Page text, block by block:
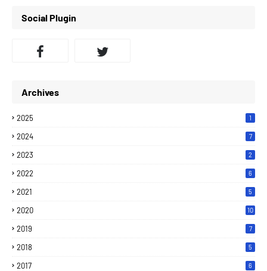
Social Plugin
Archives
2025 1
2024 7
2023 2
2022 6
2021 5
2020 10
2019 7
2018 5
2017 6